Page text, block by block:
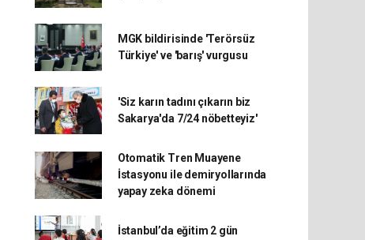
MGK bildirisinde 'Terörsüz
Türkiye' ve 'barış' vurgusu
'Siz karın tadını çıkarın biz
Sakarya'da 7/24 nöbetteyiz'
Otomatik Tren Muayene
İstasyonu ile demiryollarında
yapay zeka dönemi
İstanbul’da eğitim 2 gün